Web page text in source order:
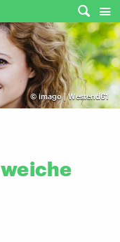
©imago | Westend61
weiche